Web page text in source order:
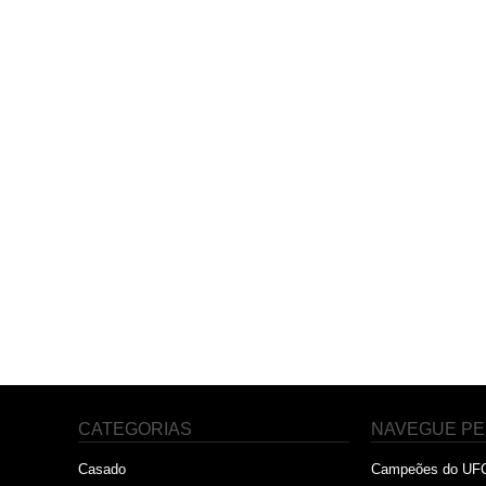
CATEGORIAS
Casado
NAVEGUE
Campeões do